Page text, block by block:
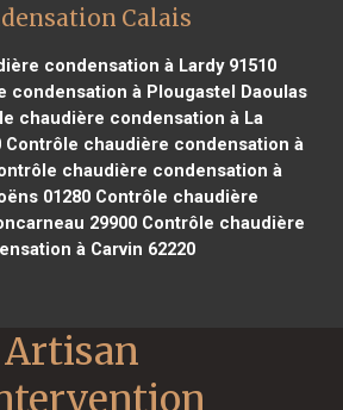
Calais
condensation à Lardy 91510
condensation à Plougastel Daoulas
chaudière condensation à La
Contrôle chaudière condensation à
chaudière condensation à
01280 Contrôle chaudière
29900Contrôle chaudière
à Carvin 62220
Artisan